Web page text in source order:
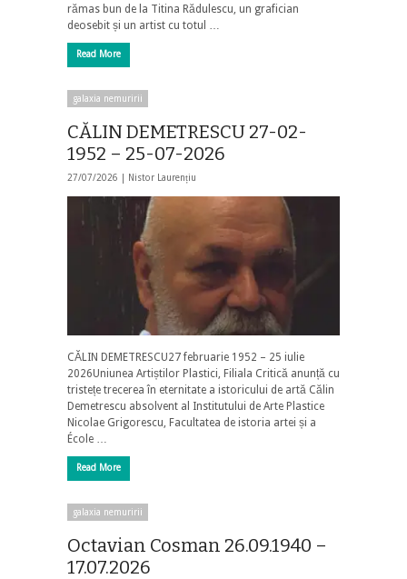
rămas bun de la Titina Rădulescu, un grafician
deosebit și un artist cu totul …
Read More
galaxia nemuririi
CĂLIN DEMETRESCU 27-02-
1952 – 25-07-2026
27/07/2026 | Nistor Laurențiu
CĂLIN DEMETRESCU27 februarie 1952 – 25 iulie
2026Uniunea Artiștilor Plastici, Filiala Critică anunță cu
tristețe trecerea în eternitate a istoricului de artă Călin
Demetrescu absolvent al Institutului de Arte Plastice
Nicolae Grigorescu, Facultatea de istoria artei și a
École …
Read More
galaxia nemuririi
Octavian Cosman 26.09.1940 –
17.07.2026